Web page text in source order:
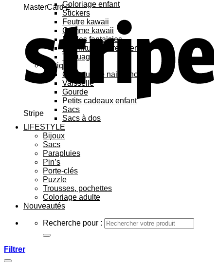
MasterCard 2
Stripe
Coloriage enfant
Stickers
Feutre kawaii
Gomme kawaii
Règles fantaisies
Fournitures bureau enfant
Tatouage
Pratique
Cadeaux de naissance
Vaisselle
Gourde
Petits cadeaux enfant
Sacs
Sacs à dos
LIFESTYLE
Bijoux
Sacs
Parapluies
Pin’s
Porte-clés
Puzzle
Trousses, pochettes
Coloriage adulte
Nouveautés
Recherche pour :
Filtrer